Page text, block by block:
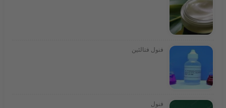
فنول فتالئین
فنول